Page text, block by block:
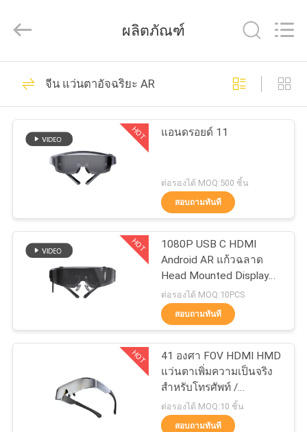
บ้าน
สินค้า
กับ
เรา
โรงงาน
ควบคุม
คุณภาพ
Intelligence
Technology
Reserved.
แว่นตาอัจฉริยะ AR
87
จอแสดงผลแบบสวม
ศีรษะ
92
แว่นตาวิดีโออัจฉริยะ
37
ผลิตภัณฑ์
จีน แว่นตาอัจฉริยะ AR
HOT แอนดรอยด์ 11
ต่อรองได้ MOQ:500 ชิ้น
สอบถามทันที
HOT
1080P USB C HDMI
Android AR แก้วฉลาด
Head Mounted Display
WIFI และ Bluetooth
ต่อรองได้ MOQ:10PCS
สอบถามทันที
HOT
41 องศา FOV HDMI HMD
แว่นตาเพิ่มความเป็นจริง
สำหรับโทรศัพท์ /
คอมพิวเตอร์
ต่อรองได้ MOQ:10 ชิ้น
สอบถามทันที